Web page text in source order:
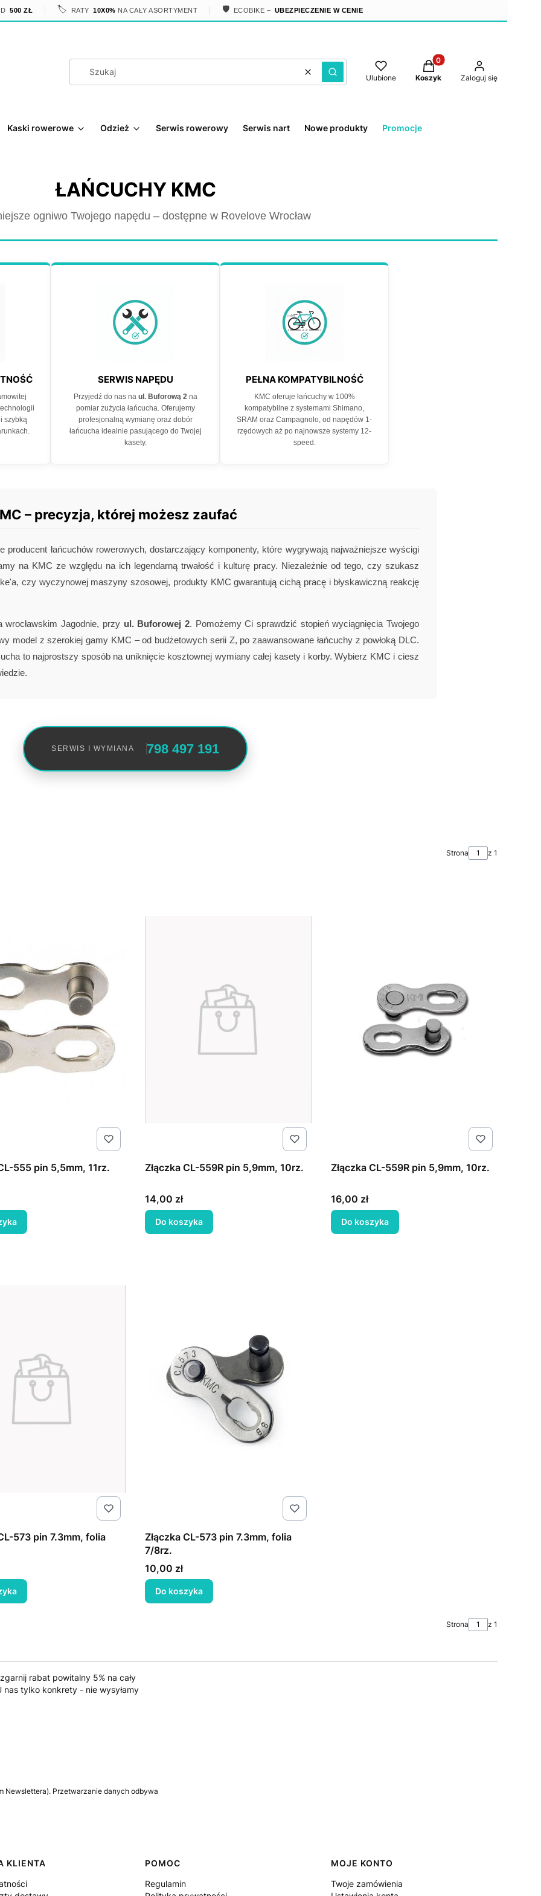
500 ZŁ 🏷️ RATY 10X0% NA CAŁY ASORTYMENT 🛡️ ECOBIKE – UBEZPIECZENIE W CENIE
WyczyśćSzukaj Ulubione
Produkty w koszyku: 0.
Koszyk Zaloguj się
Kaski rowerowe Odzież Serwis rowerowy Serwis nart Nowe produkty Promocje
ŁAŃCUCHY KMC
ogniwo Twojego napędu – dostępne w Rovelove Wrocław
szybką
SERWIS NAPĘDU
Przyjedź do nas na ul. Buforową 2 na
pomiar zużycia łańcucha. Oferujemy
profesjonalną wymianę oraz dobór
łańcucha idealnie pasującego do Twojej
kasety.
PEŁNA KOMPATYBILNOŚĆ
KMC oferuje łańcuchy w 100%
kompatybilne z systemami Shimano,
SRAM oraz Campagnolo, od napędów 1-
rzędowych aż po najnowsze systemy 12-
speed.
– precyzja, której możesz zaufać
producent łańcuchów rowerowych, dostarczający komponenty, które wygrywają najważniejsze wyścigi
na KMC ze względu na ich legendarną trwałość i kulturę pracy. Niezależnie od tego, czy szukasz
czy wyczynowej maszyny szosowej, produkty KMC gwarantują cichą pracę i błyskawiczną reakcję
Jagodnie, przy ul. Buforowej 2. Pomożemy Ci sprawdzić stopień wyciągnięcia Twojego
model z szerokiej gamy KMC – od budżetowych serii Z, po zaawansowane łańcuchy z powłoką DLC.
to najprostszy sposób na uniknięcie kosztownej wymiany całej kasety i korby. Wybierz KMC i ciesz
SERWIS I WYMIANA 798 497 191
Strona z 1
555 pin 5,5mm, 11rz. Złączka CL-559R pin 5,9mm, 10rz.
Cena
14,00 zł
Do koszyka
Złączka CL-559R pin 5,9mm, 10rz.
Cena
16,00 zł
Do koszyka
573 pin 7.3mm, folia
Złączka CL-573 pin 7.3mm, folia
7/8rz.
Cena
10,00 zł
Do koszyka
Strona z 1
rabat powitalny 5% na cały
tylko konkrety - nie wysyłamy
Newslettera). Przetwarzanie danych odbywa
KLIENTA
POMOC
Regulamin
MOJE KONTO
Twoje zamówienia